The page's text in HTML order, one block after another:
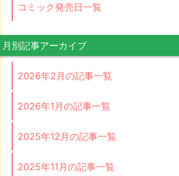
コミック発売日一覧
月別記事アーカイブ
2026年2月の記事一覧
2026年1月の記事一覧
2025年12月の記事一覧
2025年11月の記事一覧